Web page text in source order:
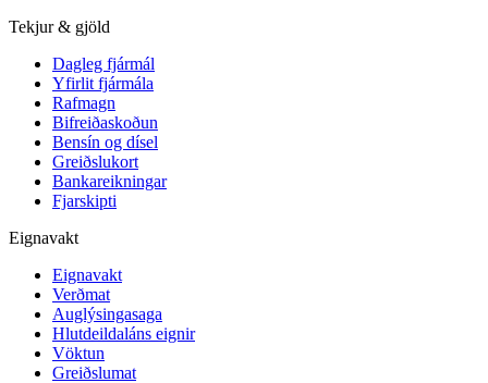
Tekjur & gjöld
Dagleg fjármál
Yfirlit fjármála
Rafmagn
Bifreiðaskoðun
Bensín og dísel
Greiðslukort
Bankareikningar
Fjarskipti
Eignavakt
Eignavakt
Verðmat
Auglýsingasaga
Hlutdeildaláns eignir
Vöktun
Greiðslumat